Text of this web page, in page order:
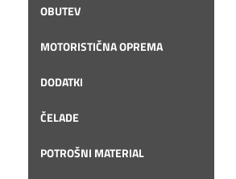
OBUTEV
MOTORISTIČNA OPREMA
DODATKI
ČELADE
POTROŠNI MATERIAL